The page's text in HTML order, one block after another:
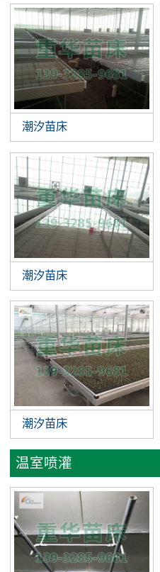
潮汐苗床
潮汐苗床
潮汐苗床
温室喷灌